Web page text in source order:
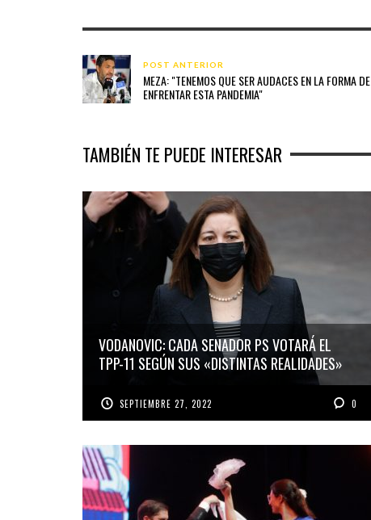
POST ANTERIOR
MEZA: "TENEMOS QUE SER AUDACES EN LA FORMA DE
ENFRENTAR ESTA PANDEMIA"
TAMBIÉN TE PUEDE INTERESAR
VODANOVIC: CADA SENADOR PS VOTARÁ EL
TPP-11 SEGÚN SUS «DISTINTAS REALIDADES»
SEPTIEMBRE 27, 2022 0